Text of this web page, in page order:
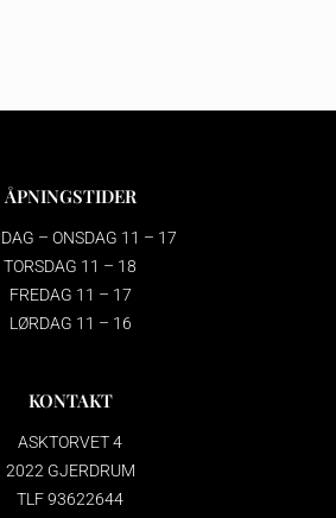
ÅPNINGSTIDER
– ONSDAG 11 – 17
TORSDAG 11 – 18
FREDAG 11 – 17
LØRDAG 11 – 16
KONTAKT
ASKTORVET 4
2022 GJERDRUM
TLF 93622644